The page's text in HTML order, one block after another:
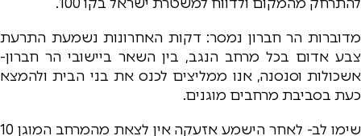
מדוברות הר חברון נמסר: דקות האחרונות נשמעת התרעת
צבע אדום בכל מרחב הנגב, בין השאר ביישובי הר חברון-
אשכולות וסנסנה, אנו ממליצים לכנס את בני הבית ולהמצא
כעת בסביבת מרחבים מוגנים.
שימו לב- לאחר הישמע אזעקה אין לצאת מהמרחב המוגן 10